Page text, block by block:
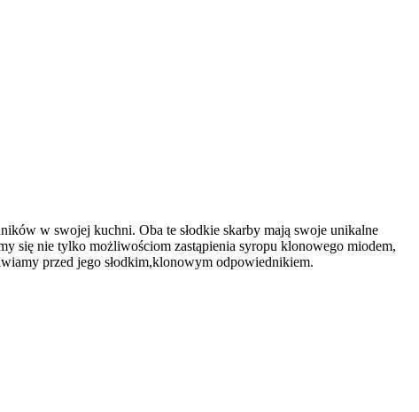
w swojej kuchni.⁢ Oba te ‍słodkie skarby mają⁢ swoje‌ unikalne
się nie tylko możliwościom zastąpienia syropu klonowego miodem,
przed jego słodkim,klonowym odpowiednikiem.